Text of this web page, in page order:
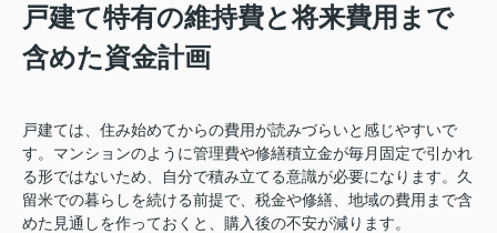
戸建て特有の維持費と将来費用まで
含めた資金計画
戸建ては、住み始めてからの費用が読みづらいと感じやすいで
す。マンションのように管理費や修繕積立金が毎月固定で引かれ
る形ではないため、自分で積み立てる意識が必要になります。久
留米での暮らしを続ける前提で、税金や修繕、地域の費用まで含
めた見通しを作っておくと、購入後の不安が減ります。